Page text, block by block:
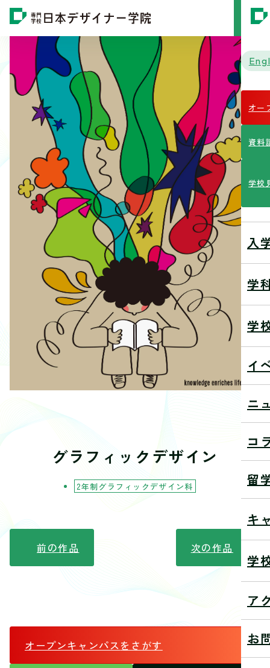
MENU
オー
資料
学校
入
学
学
イ
ニ
コ
留
キ
学
ア
お
グラフィックデザイン
2年制グラフィックデザイン科
前の作品 次の作品
オープンキャンパスをさがす